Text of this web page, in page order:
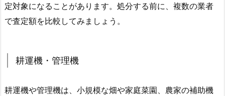
定対象になることがあります。処分する前に、複数の業者
で査定額を比較してみましょう。
耕運機・管理機
耕運機や管理機は、小規模な畑や家庭菜園、農家の補助機